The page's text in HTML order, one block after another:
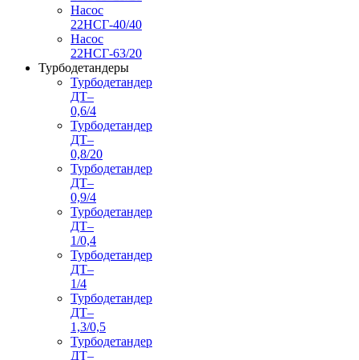
Насос
22НСГ-40/40
Насос
22НСГ-63/20
Турбодетандеры
Турбодетандер
ДТ–
0,6/4
Турбодетандер
ДТ–
0,8/20
Турбодетандер
ДТ–
0,9/4
Турбодетандер
ДТ–
1/0,4
Турбодетандер
ДТ–
1/4
Турбодетандер
ДТ–
1,3/0,5
Турбодетандер
ДТ–